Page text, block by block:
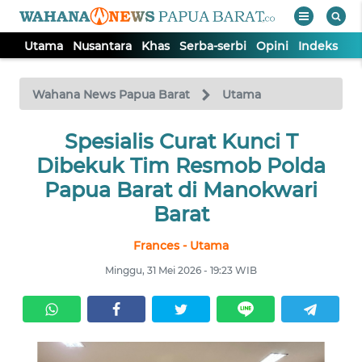
Utama Nusantara Khas Serba-serbi Opini Indeks
Wahana News Papua Barat Utama
Spesialis Curat Kunci T
Dibekuk Tim Resmob Polda
Papua Barat di Manokwari
Barat
Frances - Utama
Minggu, 31 Mei 2026 - 19:23 WIB
TV
Tutup
NUSANTARA
SERBI
OPINI